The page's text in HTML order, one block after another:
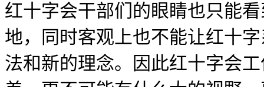
红十字会干部们的眼睛也只能
地，同时客观上也不能让红十
法和新的理念。因此红十字会